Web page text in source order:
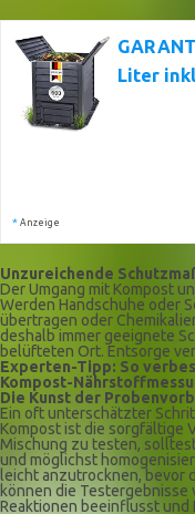
Liter
* Anzeige
Unzureichende
Der Umgang mit Kompost
Werden Handschuhe oder
übertragen oder
deshalb immer geeignete
belüfteten Ort. Entsorge
Experten-Tipp: So
Kompost-
Die Kunst der
Ein oft unterschätzter
Kompost ist die sorgfältige
Mischung zu testen,
und möglichst
leicht anzutrocknen, bevor
können die Testergebnisse
Reaktionen beeinflusst